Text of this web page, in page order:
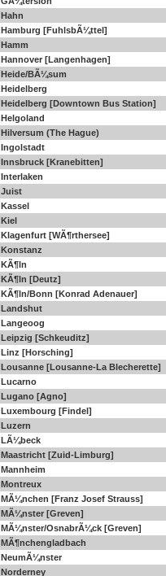
Hahn
Hamburg [FuhlsbÃ¼ttel]
Hamm
Hannover [Langenhagen]
Heide/BÃ¼sum
Heidelberg
Heidelberg [Downtown Bus Station]
Helgoland
Hilversum (The Hague)
Ingolstadt
Innsbruck [Kranebitten]
Interlaken
Juist
Kassel
Kiel
Klagenfurt [WÃ¶rthersee]
Konstanz
KÃ¶ln
KÃ¶ln [Deutz]
KÃ¶ln/Bonn [Konrad Adenauer]
Landshut
Langeoog
Leipzig [Schkeuditz]
Linz [Horsching]
Lousanne [Lousanne-La Blecherette]
Lucarno
Lugano [Agno]
Luxembourg [Findel]
Luzern
LÃ¼beck
Maastricht [Zuid-Limburg]
Mannheim
Montreux
MÃ¼nchen [Franz Josef Strauss]
MÃ¼nster [Greven]
MÃ¼nster/OsnabrÃ¼ck [Greven]
MÃ¶nchengladbach
NeumÃ¼nster
Norderney